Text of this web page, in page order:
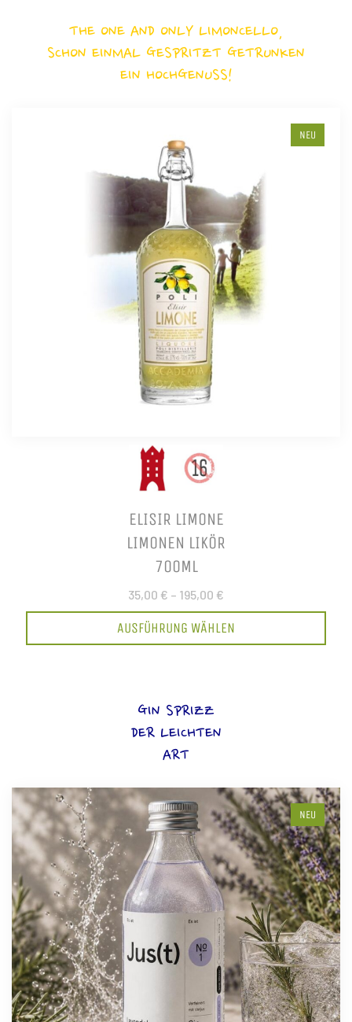
THE ONE AND ONLY LIMONCELLO,
SCHON EINMAL GESPRITZT GETRUNKEN
EIN HOCHGENUSS!
NEU
ELISIR LIMONE
LIMONEN LIKÖR
700ML
35,00 € – 195,00 €
AUSFÜHRUNG WÄHLEN
GIN SPRIZZ
DER LEICHTEN
ART
NEU